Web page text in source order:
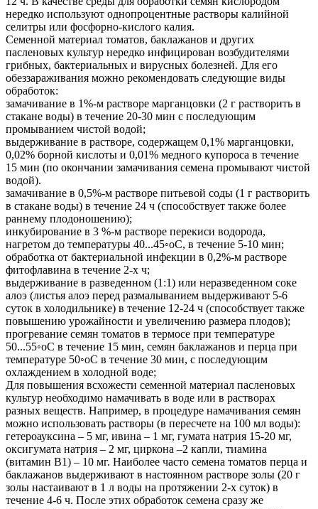
нередко используют однопроцентные растворы калийной
селитры или фосфорно-кислого калия.
Семенной материал томатов, баклажанов и других
пасленовых культур нередко инфицирован возбудителями
грибных, бактериальных и вирусных болезней. Для его
обеззараживания можно рекомендовать следующие виды
обработок:
замачивание в 1%-м растворе марганцовки (2 г растворить в
стакане воды) в течение 20-30 мин с последующим
промыванием чистой водой;
выдерживание в растворе, содержащем 0,1% марганцовки,
0,02% борной кислоты и 0,01% медного купороса в течение
15 мин (по окончании замачивания семена промывают чистой
водой).
замачивание в 0,5%-м растворе питьевой соды (1 г растворить
в стакане воды) в течение 24 ч (способствует также более
раннему плодоношению);
инкубирование в 3 %-м растворе перекиси водорода,
нагретом до температуры 40...45◦оС, в течение 5-10 мин;
обработка от бактериальной инфекции в 0,2%-м растворе
фитофлавина в течение 2-х ч;
выдерживание в разведенном (1:1) или неразведенном соке
алоэ (листья алоэ перед размалыванием выдерживают 5-6
суток в холодильнике) в течение 12-24 ч (способствует также
повышению урожайности и увеличению размера плодов);
прогревание семян томатов в термосе при температуре
50...55◦оС в течение 15 мин, семян баклажанов и перца при
температуре 50◦оС в течение 30 мин, с последующим
охлаждением в холодной воде;
Для повышения всхожести семенной материал пасленовых
культур необходимо намачивать в воде или в растворах
разных веществ. Например, в процедуре намачивания семян
можно использовать растворы (в пересчете на 100 мл воды):
гетероауксина – 5 мг, ивина – 1 мг, гумата натрия 15-20 мг,
оксигумата натрия – 2 мг, циркона –2 капли, тиамина
(витамин В1) – 10 мг. Наиболее часто семена томатов перца и
баклажанов выдерживают в настоянном растворе золы (20 г
золы настаивают в 1 л воды на протяжении 2-х суток) в
течение 4-6 ч. После этих обработок семена сразу же